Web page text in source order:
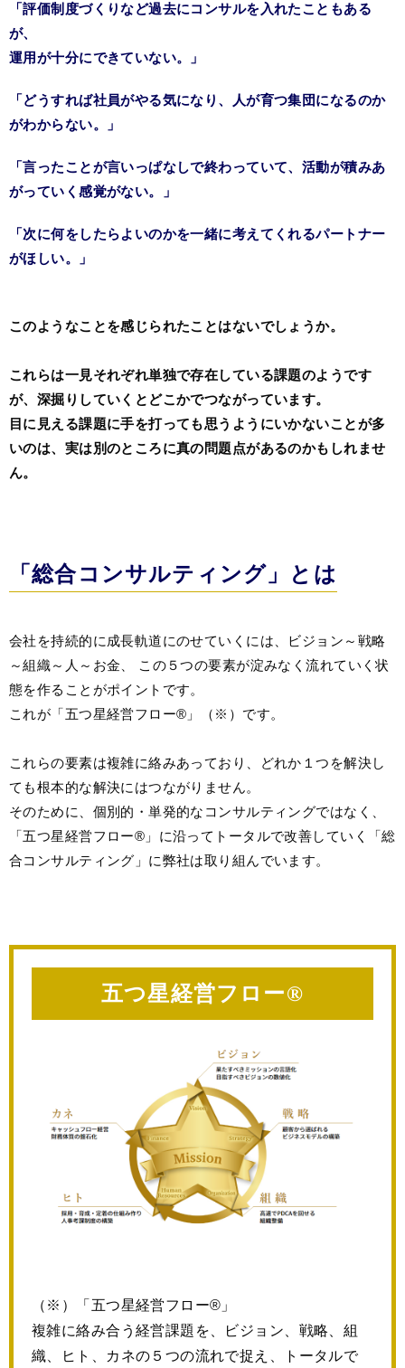
「評価制度づくりなど過去にコンサルを入れたこともある
が、
運用が十分にできていない。」
「どうすれば社員がやる気になり、人が育つ集団になるのか
がわからない。」
「言ったことが言いっぱなしで終わっていて、活動が積みあ
がっていく感覚がない。」
「次に何をしたらよいのかを一緒に考えてくれるパートナー
がほしい。」
このようなことを感じられたことはないでしょうか。
これらは一見それぞれ単独で存在している課題のようです
が、 深掘りしていくとどこかでつながっています。
目に見える課題に手を打っても思うようにいかないことが多
いのは、 実は別のところに真の問題点があるのかもしれませ
ん。
「総合コンサルティング」 とは
会社を持続的に成長軌道にのせていくには、 ビジョン～戦略
～組織～人～お金、
この５つの要素が淀みなく流れていく状
態を作ることがポイントです。
これが「五つ星経営フロー®」（※）です。
これらの要素は複雑に絡みあっており、どれか１つを解決し
ても根本的な解決にはつながりません。
そのために、個別的・単発的なコンサルティングではなく、
「五つ星経営フロー®」に沿ってトータルで改善していく「総
合コンサルティング」に弊社は取り組んでいます。
五つ星経営フロー®
（※）「五つ星経営フロー®」
複雑に絡み合う経営課題を、ビジョン、戦略、組
織、ヒト、カネの５つの流れで捉え、トータルで